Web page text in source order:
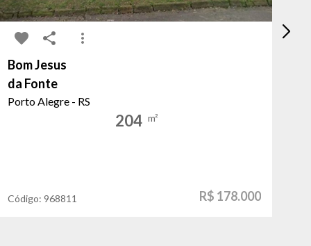
Bom Jesus
da Fonte
Porto Alegre - RS
204 m²
Código: 968811 R$ 178.000